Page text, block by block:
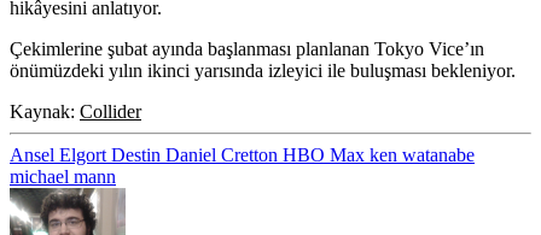
hikâyesini anlatıyor.
Çekimlerine şubat ayında başlanması planlanan Tokyo Vice’ın
önümüzdeki yılın ikinci yarısında izleyici ile buluşması bekleniyor.
Kaynak: Collider
Ansel Elgort Destin Daniel Cretton HBO Max ken watanabe
michael mann